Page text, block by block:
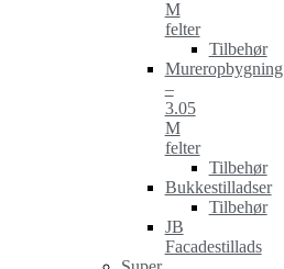
M
felter
Tilbehør
Mureropbygning
–
3.05
M
felter
Tilbehør
Bukkestilladser
Tilbehør
JB
Facadestillads